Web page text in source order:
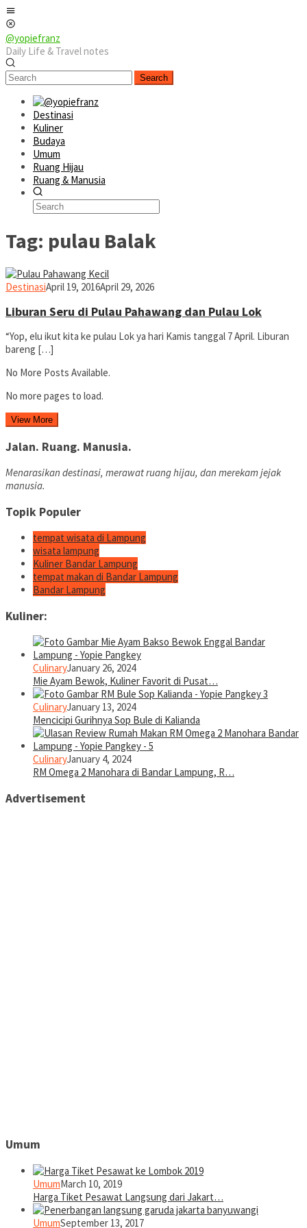
Skip
to
content
@yopiefranz
Daily Life & Travel notes
Search
Destinasi
Kuliner
Budaya
Umum
Ruang Hijau
Ruang & Manusia
Tag: pulau Balak
Destinasiyopiefranz
April 19, 2016April 29, 2026
Liburan Seru di Pulau Pahawang dan Pulau Lok
“Yop, elu ikut kita ke pulau Lok ya hari Kamis tanggal 7 April. Liburan
bareng […]
No More Posts Available.
No more pages to load.
View More
Jalan. Ruang. Manusia.
Menarasikan destinasi, merawat ruang hijau, dan merekam jejak
manusia.
Topik Populer
tempat wisata di Lampung
wisata lampung
Kuliner Bandar Lampung
tempat makan di Bandar Lampung
Bandar Lampung
Kuliner:
CulinaryJanuary 26, 2024
Mie Ayam Bewok, Kuliner Favorit di Pusat…
CulinaryJanuary 13, 2024
Mencicipi Gurihnya Sop Bule di Kalianda
CulinaryJanuary 4, 2024
RM Omega 2 Manohara di Bandar Lampung, R…
Advertisement
Umum
UmumMarch 10, 2019
Harga Tiket Pesawat Langsung dari Jakart…
UmumSeptember 13, 2017